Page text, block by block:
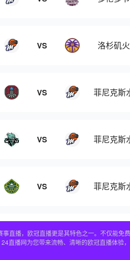
VS 洛杉矶
VS 菲尼克斯
VS 菲尼克斯
VS 菲尼克斯
直播，欧冠直播更是其特色之一。不仅能
直播网为您带来流畅、清晰的欧冠直播体验，